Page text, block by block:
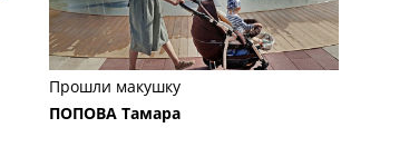
Прошли макушку
ПОПОВА Тамара